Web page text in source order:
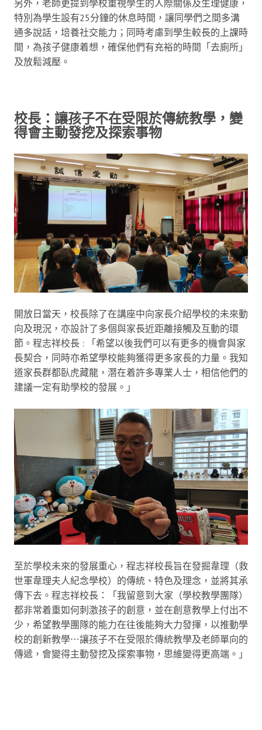
另外，老師更提到學校重視學生的人際關係及生理健康，
特別為學生設有25分鐘的休息時間，讓同學們之間多溝
通多說話，培養社交能力；同時考慮到學生較長的上課時
間，為孩子健康着想，確保他們有充裕的時間「去廁所」
及放鬆減壓。
校長：讓孩子不在受限於傳統教學，變
得會主動發挖及探索事物
開放日當天，校長除了在講座中向家長介紹學校的未來動
向及現況，亦設計了多個與家長近距離接觸及互動的環
節。程志祥校長 : 「希望以後我們可以有更多的機會與家
長契合，同時亦希望學校能夠獲得更多家長的力量。我知
道家長群都臥虎藏龍，潛在着許多專業人士，相信他們的
建議一定有助學校的發展。」
至於學校未來的發展重心，程志祥校長旨在發掘韋理（救
世軍韋理夫人紀念學校）的傳統、特色及理念，並將其承
傳下去。程志祥校長：「我留意到大家（學校教學團隊）
都非常着重如何刺激孩子的創意，並在創意教學上付出不
少，希望教學團隊的能力在往後能夠大力發揮，以推動學
校的創新教學⋯讓孩子不在受限於傳統教學及老師單向的
傳遞，會變得主動發挖及探索事物，思維變得更高端。」